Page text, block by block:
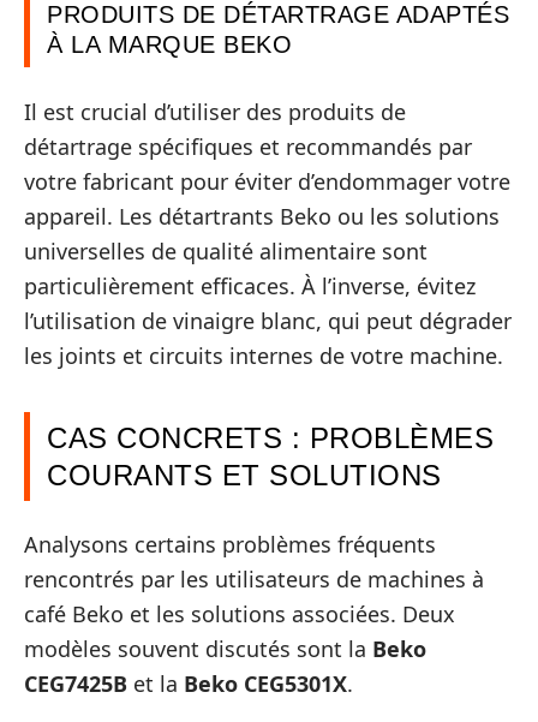
PRODUITS DE DÉTARTRAGE ADAPTÉS
À LA MARQUE BEKO
Il est crucial d’utiliser des produits de
détartrage spécifiques et recommandés par
votre fabricant pour éviter d’endommager votre
appareil. Les détartrants Beko ou les solutions
universelles de qualité alimentaire sont
particulièrement efficaces. À l’inverse, évitez
l’utilisation de vinaigre blanc, qui peut dégrader
les joints et circuits internes de votre machine.
CAS CONCRETS : PROBLÈMES
COURANTS ET SOLUTIONS
Analysons certains problèmes fréquents
rencontrés par les utilisateurs de machines à
café Beko et les solutions associées. Deux
modèles souvent discutés sont la Beko
CEG7425B et la Beko CEG5301X.